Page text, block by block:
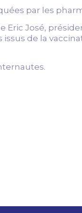
par les
Eric José,
issus de la